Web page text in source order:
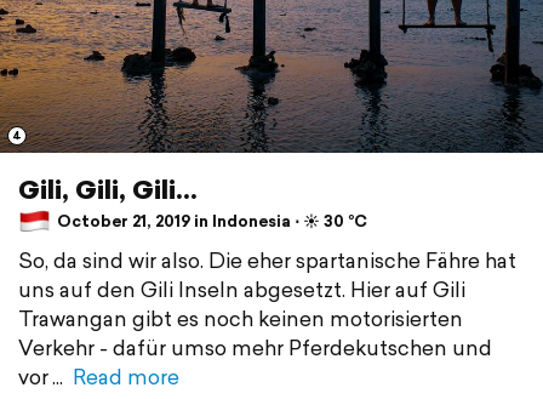
4
Gili, Gili, Gili...
October 21, 2019 in Indonesia ⋅ ☀️ 30 °C
So, da sind wir also. Die eher spartanische Fähre hat
uns auf den Gili Inseln abgesetzt. Hier auf Gili
Trawangan gibt es noch keinen motorisierten
Verkehr - dafür umso mehr Pferdekutschen und
vor
Read more